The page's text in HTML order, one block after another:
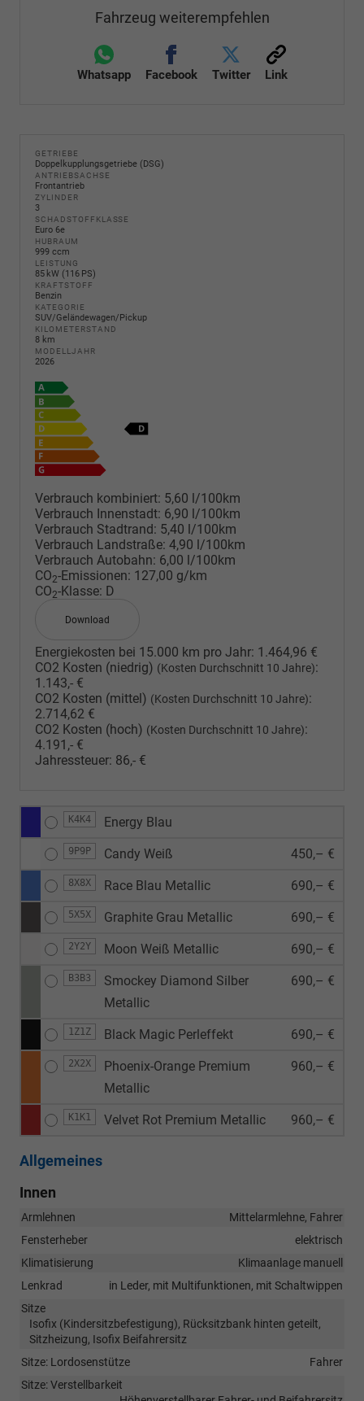
Fahrzeug weiterempfehlen
Whatsapp Facebook Twitter Link
GETRIEBE
Doppelkupplungsgetriebe (DSG)
ANTRIEBSACHSE
Frontantrieb
ZYLINDER
3
SCHADSTOFFKLASSE
Euro 6e
HUBRAUM
999 ccm
LEISTUNG
85 kW (116 PS)
KRAFTSTOFF
Benzin
KATEGORIE
SUV/Geländewagen/Pickup
KILOMETERSTAND
8 km
MODELLJAHR
2026
Verbrauch kombiniert: 5,60 l/100km
Verbrauch Innenstadt: 6,90 l/100km
Verbrauch Stadtrand: 5,40 l/100km
Verbrauch Landstraße: 4,90 l/100km
Verbrauch Autobahn: 6,00 l/100km
CO2-Emissionen: 127,00 g/km
CO2-Klasse: D
Download
Energiekosten bei 15.000 km pro Jahr: 1.464,96 €
CO2 Kosten (niedrig) (Kosten Durchschnitt 10 Jahre):
1.143,- €
CO2 Kosten (mittel) (Kosten Durchschnitt 10 Jahre):
2.714,62 €
CO2 Kosten (hoch) (Kosten Durchschnitt 10 Jahre):
4.191,- €
Jahressteuer: 86,- €
K4K4 Energy Blau
9P9P Candy Weiß 450,– €
8X8X Race Blau Metallic 690,– €
5X5X Graphite Grau Metallic 690,– €
2Y2Y Moon Weiß Metallic 690,– €
B3B3
Smockey Diamond Silber
Metallic
690,– €
1Z1Z Black Magic Perleffekt 690,– €
2X2X
Phoenix-Orange Premium
Metallic
960,– €
K1K1 Velvet Rot Premium Metallic 960,– €
Allgemeines
Innen
Armlehnen
Mittelarmlehne, Fahrer
Fensterheber
elektrisch
Klimatisierung
Klimaanlage manuell
Lenkrad
in Leder, mit Multifunktionen, mit Schaltwippen
Sitze
Isofix (Kindersitzbefestigung), Rücksitzbank hinten geteilt,
Sitzheizung, Isofix Beifahrersitz
Sitze: Lordosenstütze
Fahrer
Sitze: Verstellbarkeit